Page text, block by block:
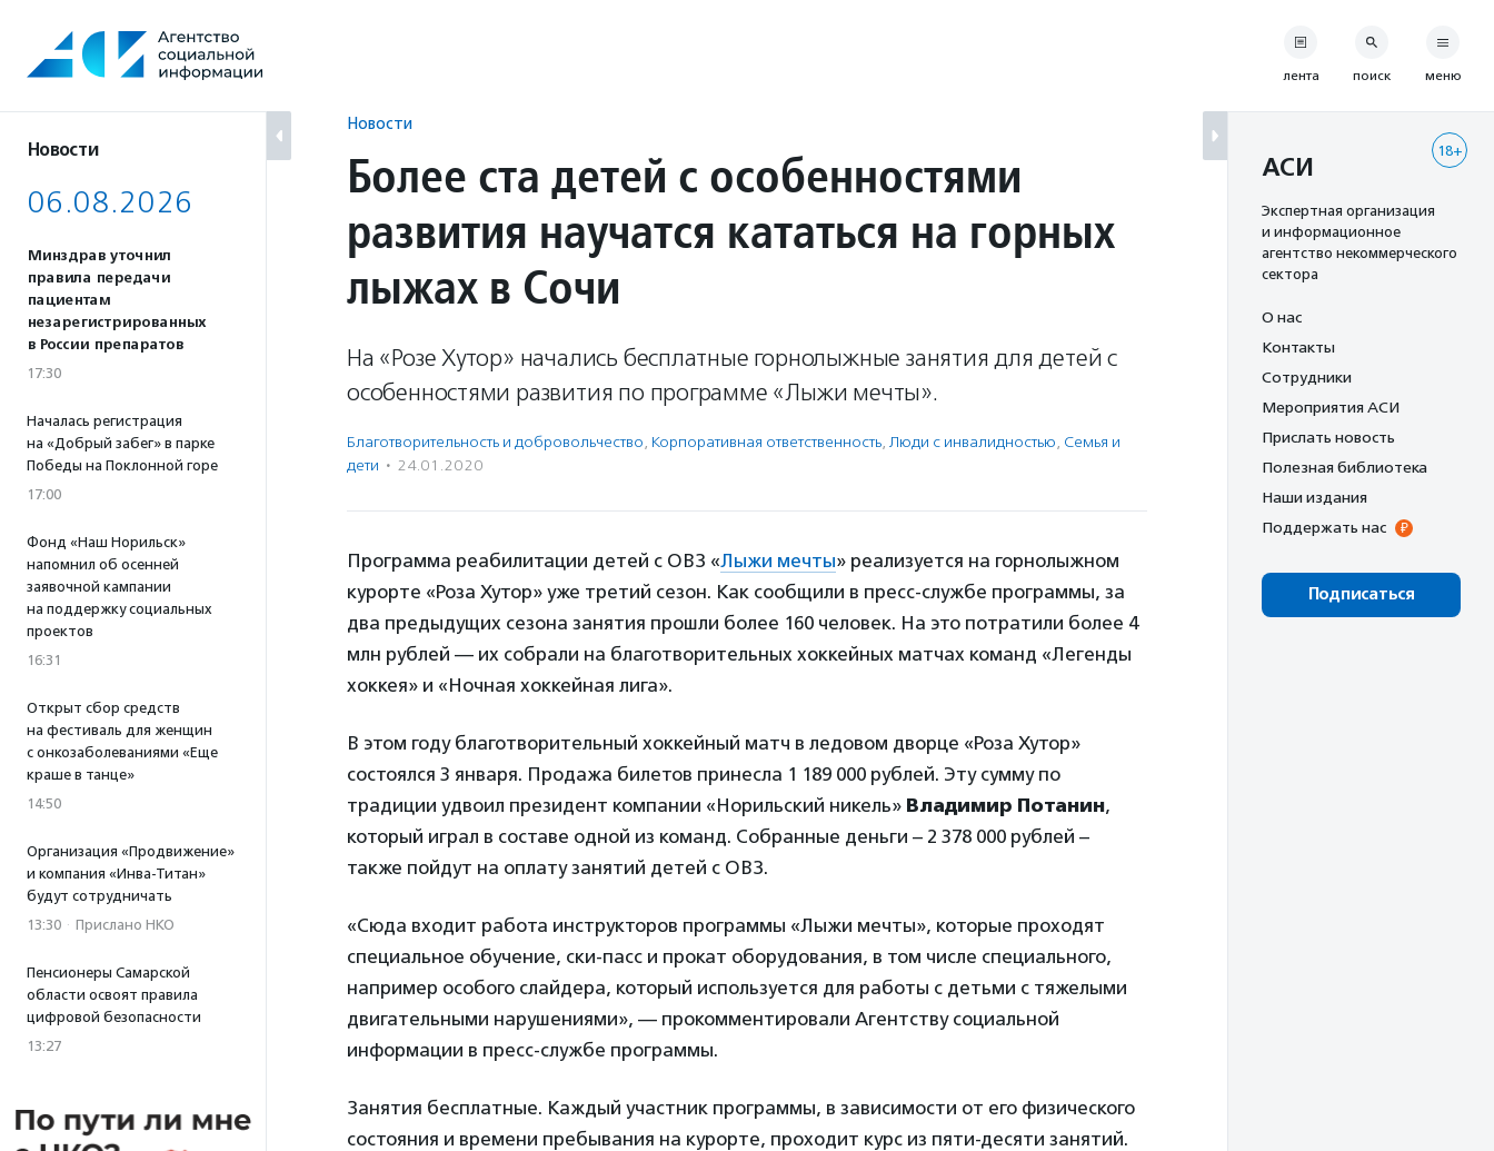
содержанию
Новости
06.08.2026
Минздрав уточнил
правила передачи
пациентам
незарегистрированных
в России препаратов
17:30
Началась регистрация
на «Добрый забег» в парке
Победы на Поклонной горе
17:00
Фонд «Наш Норильск»
напомнил об осенней
заявочной кампании
на поддержку социальных
проектов
16:31
Открыт сбор средств
на фестиваль для женщин
с онкозаболеваниями «Еще
краше в танце»
14:50
Организация «Продвижение»
и компания «Инва-Титан»
будут сотрудничать
13:30 · Прислано НКО
Пенсионеры Самарской
области освоят правила
цифровой безопасности
13:27
Новости
Более ста детей с особенностями
развития научатся кататься на горных
лыжах в Сочи
На «Розе Хутор» начались бесплатные горнолыжные занятия для детей с
особенностями развития по программе «Лыжи мечты».
Благотвори­тель­ность и доброволь­чест­во, Корпоративная ответственность, Люди с инвалидностью, Семья и
дети · 24.01.2020
Программа реабилитации детей с ОВЗ «Лыжи мечты» реализуется на горнолыжном
курорте «Роза Хутор» уже третий сезон. Как сообщили в пресс-службе программы, за
два предыдущих сезона занятия прошли более 160 человек. На это потратили более 4
млн рублей — их собрали на благотворительных хоккейных матчах команд «Легенды
хоккея» и «Ночная хоккейная лига».
В этом году благотворительный хоккейный матч в ледовом дворце «Роза Хутор»
состоялся 3 января. Продажа билетов принесла 1 189 000 рублей. Эту сумму по
традиции удвоил президент компании «Норильский никель» Владимир Потанин,
который играл в составе одной из команд. Собранные деньги – 2 378 000 рублей –
также пойдут на оплату занятий детей с ОВЗ.
«Сюда входит работа инструкторов программы «Лыжи мечты», которые проходят
специальное обучение, ски-пасс и прокат оборудования, в том числе специального,
например особого слайдера, который используется для работы с детьми с тяжелыми
двигательными нарушениями», — прокомментировали Агентству социальной
информации в пресс-службе программы.
Занятия бесплатные. Каждый участник программы, в зависимости от его физического
состояния и времени пребывания на курорте, проходит курс из пяти-десяти занятий.
лента поиск меню
18+
АСИ
Экспертная организация
и информационное
агентство некоммерческого
сектора
О нас
Контакты
Сотрудники
Мероприятия АСИ
Прислать новость
Полезная библиотека
Наши издания
Поддержать нас
Подписаться